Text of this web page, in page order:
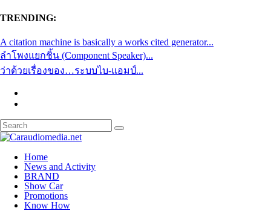
TRENDING:
A citation machine is basically a works cited generator...
ลำโพงแยกชิ้น (Component Speaker)...
ว่าด้วยเรื่องของ…ระบบไบ-แอมป์...
Home
News and Activity
BRAND
Show Car
Promotions
Know How